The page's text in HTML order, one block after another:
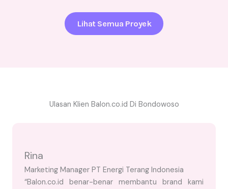
Lihat Semua Proyek
Ulasan Klien Balon.co.id Di Bondowoso
Rina
Marketing Manager PT Energi Terang Indonesia
“Balon.co.id benar-benar membantu brand kami